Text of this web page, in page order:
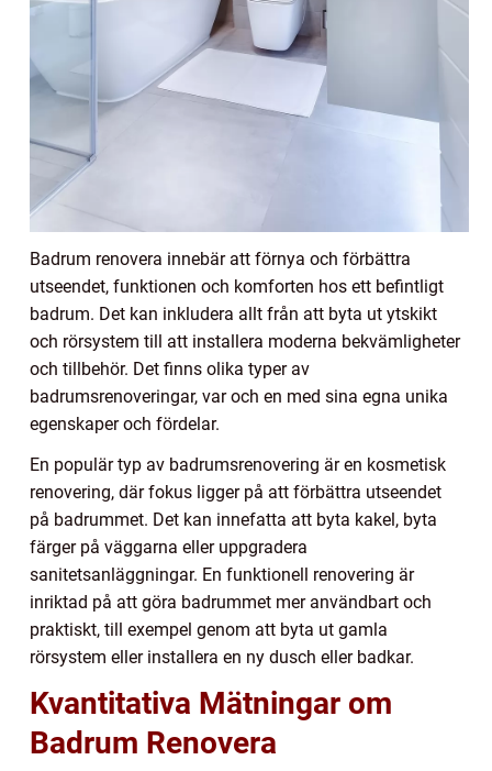
Badrum renovera innebär att förnya och förbättra
utseendet, funktionen och komforten hos ett befintligt
badrum. Det kan inkludera allt från att byta ut ytskikt
och rörsystem till att installera moderna bekvämligheter
och tillbehör. Det finns olika typer av
badrumsrenoveringar, var och en med sina egna unika
egenskaper och fördelar.
En populär typ av badrumsrenovering är en kosmetisk
renovering, där fokus ligger på att förbättra utseendet
på badrummet. Det kan innefatta att byta kakel, byta
färger på väggarna eller uppgradera
sanitetsanläggningar. En funktionell renovering är
inriktad på att göra badrummet mer användbart och
praktiskt, till exempel genom att byta ut gamla
rörsystem eller installera en ny dusch eller badkar.
Kvantitativa Mätningar om
Badrum Renovera